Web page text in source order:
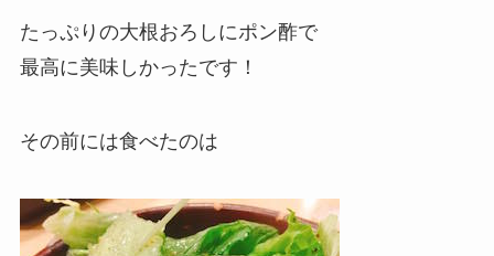
たっぷりの大根おろしにポン酢で
最高に美味しかったです！
その前には食べたのは